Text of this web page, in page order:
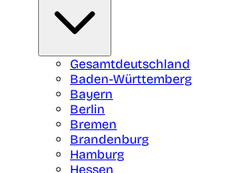
Gesamtdeutschland
Baden-Württemberg
Bayern
Berlin
Bremen
Brandenburg
Hamburg
Hessen